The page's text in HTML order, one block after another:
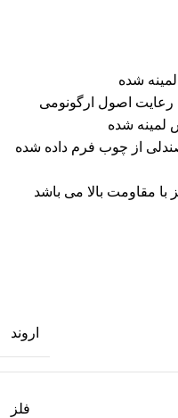
شده
اصول ارگونومی
لمینه شده
از چوب فرم داده شده
مقاومت بالا می باشد
اروند
فلز